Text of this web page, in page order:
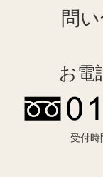
問
お電
受付時